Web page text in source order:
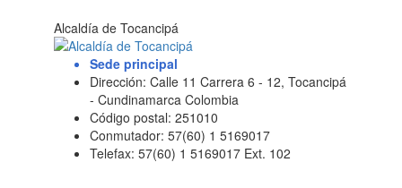
Alcaldía de Tocancipá
Sede principal
Dirección: Calle 11 Carrera 6 - 12, Tocancipá
- Cundinamarca Colombia
Código postal: 251010
Conmutador: 57(60) 1 5169017
Telefax: 57(60) 1 5169017 Ext. 102